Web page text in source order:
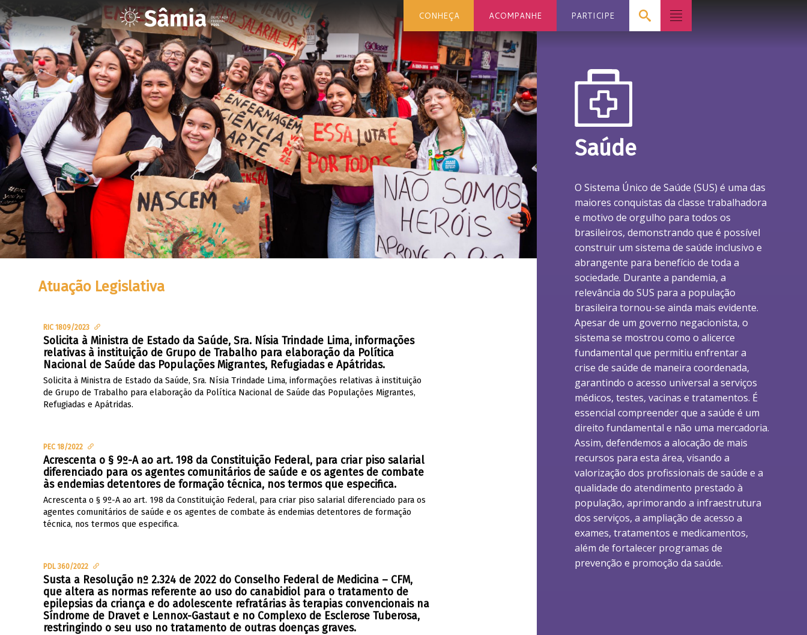
CONHEÇA ACOMPANHE PARTICIPE
Saúde
O Sistema Único de Saúde (SUS) é uma das
maiores conquistas da classe trabalhadora
e motivo de orgulho para todos os
brasileiros, demonstrando que é possível
construir um sistema de saúde inclusivo e
abrangente para benefício de toda a
sociedade. Durante a pandemia, a
relevância do SUS para a população
brasileira tornou-se ainda mais evidente.
Apesar de um governo negacionista, o
sistema se mostrou como o alicerce
fundamental que permitiu enfrentar a
crise de saúde de maneira coordenada,
garantindo o acesso universal a serviços
médicos, testes, vacinas e tratamentos. É
essencial compreender que a saúde é um
direito fundamental e não uma mercadoria.
Assim, defendemos a alocação de mais
recursos para esta área, visando a
valorização dos profissionais de saúde e a
qualidade do atendimento prestado à
população, aprimorando a infraestrutura
dos serviços, a ampliação de acesso a
exames, tratamentos e medicamentos,
além de fortalecer programas de
prevenção e promoção da saúde.
Atuação Legislativa
RIC 1809/2023
Solicita à Ministra de Estado da Saúde, Sra. Nísia Trindade Lima, informações
relativas à instituição de Grupo de Trabalho para elaboração da Política
Nacional de Saúde das Populações Migrantes, Refugiadas e Apátridas.
Solicita à Ministra de Estado da Saúde, Sra. Nísia Trindade Lima, informações relativas à instituição
de Grupo de Trabalho para elaboração da Política Nacional de Saúde das Populações Migrantes,
Refugiadas e Apátridas.
PEC 18/2022
Acrescenta o § 9º-A ao art. 198 da Constituição Federal, para criar piso salarial
diferenciado para os agentes comunitários de saúde e os agentes de combate
às endemias detentores de formação técnica, nos termos que especifica.
Acrescenta o § 9º-A ao art. 198 da Constituição Federal, para criar piso salarial diferenciado para os
agentes comunitários de saúde e os agentes de combate às endemias detentores de formação
técnica, nos termos que especifica.
PDL 360/2022
Susta a Resolução nº 2.324 de 2022 do Conselho Federal de Medicina – CFM,
que altera as normas referente ao uso do canabidiol para o tratamento de
epilepsias da criança e do adolescente refratárias às terapias convencionais na
Síndrome de Dravet e Lennox-Gastaut e no Complexo de Esclerose Tuberosa,
restringindo o seu uso no tratamento de outras doenças graves.